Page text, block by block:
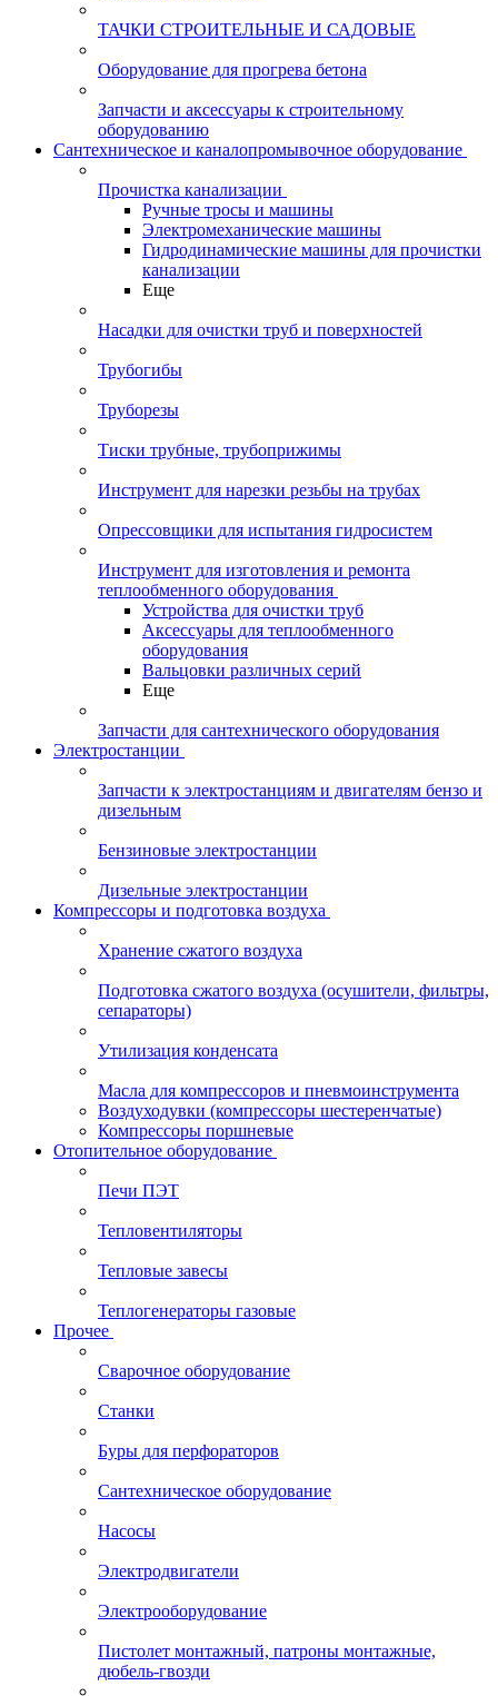
ТАЧКИ СТРОИТЕЛЬНЫЕ И САДОВЫЕ
Оборудование для прогрева бетона
Запчасти и аксессуары к строительному
оборудованию
Сантехническое и каналопромывочное оборудование
Прочистка канализации
Ручные тросы и машины
Электромеханические машины
Гидродинамические машины для прочистки
канализации
Еще
Насадки для очистки труб и поверхностей
Трубогибы
Труборезы
Тиски трубные, трубоприжимы
Инструмент для нарезки резьбы на трубах
Опрессовщики для испытания гидросистем
Инструмент для изготовления и ремонта
теплообменного оборудования
Устройства для очистки труб
Аксессуары для теплообменного
оборудования
Вальцовки различных серий
Еще
Запчасти для сантехнического оборудования
Электростанции
Запчасти к электростанциям и двигателям бензо и
дизельным
Бензиновые электростанции
Дизельные электростанции
Компрессоры и подготовка воздуха
Хранение сжатого воздуха
Подготовка сжатого воздуха (осушители, фильтры,
сепараторы)
Утилизация конденсата
Масла для компрессоров и пневмоинструмента
Воздуходувки (компрессоры шестеренчатые)
Компрессоры поршневые
Отопительное оборудование
Печи ПЭТ
Тепловентиляторы
Тепловые завесы
Теплогенераторы газовые
Прочее
Сварочное оборудование
Станки
Буры для перфораторов
Сантехническое оборудование
Насосы
Электродвигатели
Электрооборудование
Пистолет монтажный, патроны монтажные,
дюбель-гвозди